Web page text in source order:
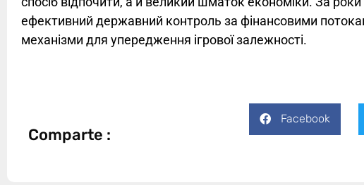
ефективний державний контроль за фінансовими
механізми для упередження ігрової залежності.
Comparte :
Facebook